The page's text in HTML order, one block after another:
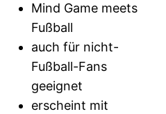
Mind Game meets
Fußball
auch für nicht-
Fußball-Fans
geeignet
erscheint mit